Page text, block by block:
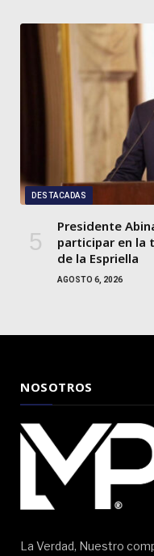
DESTACADAS
Presidente
participar en la
de la Espriella
AGOSTO 6, 2026
NOSOTROS
La Verdad, Nuestro